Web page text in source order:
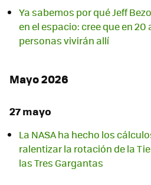
Ya sabemos por qué Jeff
en el espacio: cree que en
personas vivirán allí
Mayo 2026
27 mayo
La NASA ha hecho los
ralentizar la rotación de la
las Tres Gargantas